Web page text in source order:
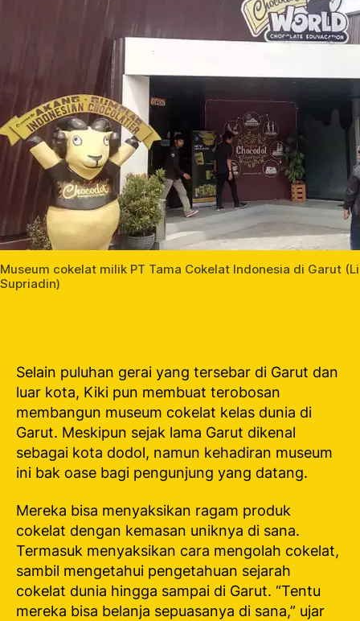
Museum cokelat milik PT Tama Cokelat Indonesia di Garut
Supriadin)
Selain puluhan gerai yang tersebar di Garut dan
luar kota, Kiki pun membuat terobosan
membangun museum cokelat kelas dunia di
Garut. Meskipun sejak lama Garut dikenal
sebagai kota dodol, namun kehadiran museum
ini bak oase bagi pengunjung yang datang.
Mereka bisa menyaksikan ragam produk
cokelat dengan kemasan uniknya di sana.
Termasuk menyaksikan cara mengolah cokelat,
sambil mengetahui pengetahuan sejarah
cokelat dunia hingga sampai di Garut. “Tentu
mereka bisa belanja sepuasanya di sana,” ujar